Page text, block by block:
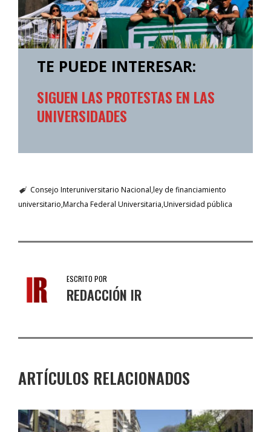
TE PUEDE INTERESAR:
SIGUEN LAS PROTESTAS EN LAS
UNIVERSIDADES
Consejo Interuniversitario Nacional ley de financiamiento
universitario Marcha Federal Universitaria Universidad pública
ESCRITO POR
REDACCIÓN IR
ARTÍCULOS RELACIONADOS